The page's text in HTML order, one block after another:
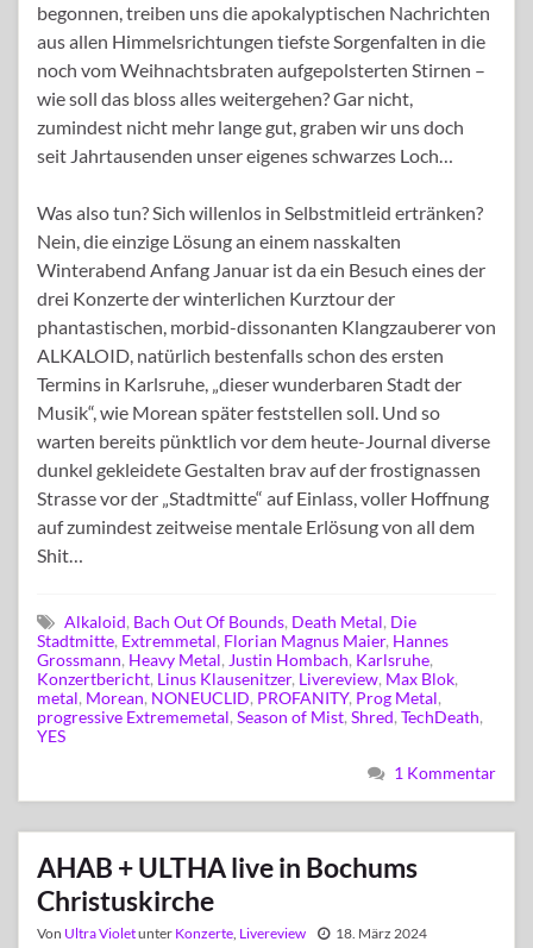
begonnen, treiben uns die apokalyptischen Nachrichten
aus allen Himmelsrichtungen tiefste Sorgenfalten in die
noch vom Weihnachtsbraten aufgepolsterten Stirnen –
wie soll das bloss alles weitergehen? Gar nicht,
zumindest nicht mehr lange gut, graben wir uns doch
seit Jahrtausenden unser eigenes schwarzes Loch…
Was also tun? Sich willenlos in Selbstmitleid ertränken?
Nein, die einzige Lösung an einem nasskalten
Winterabend Anfang Januar ist da ein Besuch eines der
drei Konzerte der winterlichen Kurztour der
phantastischen, morbid-dissonanten Klangzauberer von
ALKALOID, natürlich bestenfalls schon des ersten
Termins in Karlsruhe, „dieser wunderbaren Stadt der
Musik“, wie Morean später feststellen soll. Und so
warten bereits pünktlich vor dem heute-Journal diverse
dunkel gekleidete Gestalten brav auf der frostignassen
Strasse vor der „Stadtmitte“ auf Einlass, voller Hoffnung
auf zumindest zeitweise mentale Erlösung von all dem
Shit…
Alkaloid, Bach Out Of Bounds, Death Metal, Die
Stadtmitte, Extremmetal, Florian Magnus Maier, Hannes
Grossmann, Heavy Metal, Justin Hombach, Karlsruhe,
Konzertbericht, Linus Klausenitzer, Livereview, Max Blok,
metal, Morean, NONEUCLID, PROFANITY, Prog Metal,
progressive Extrememetal, Season of Mist, Shred, TechDeath,
YES
1 Kommentar
AHAB + ULTHA live in Bochums
Christuskirche
Von Ultra Violetunter Konzerte, Livereview 18. März 2024